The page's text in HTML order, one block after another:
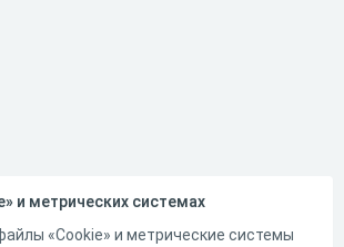
и метрических системах
«Cookie» и метрические системы